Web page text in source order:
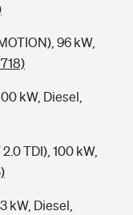
96 kW,
kW, Diesel,
TDI), 100 kW,
kW, Diesel,